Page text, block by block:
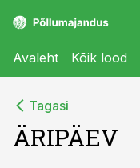
Avaleht Kõik lood
Tagasi
ÄRIPÄEV